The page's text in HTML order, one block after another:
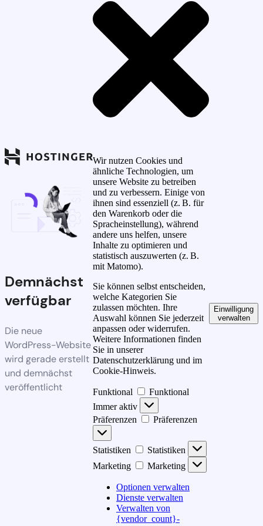
Demnächst
verfügbar
Die neue
WordPress-Website
wird gerade erstellt
und demnächst
veröffentlicht
Wir nutzen Cookies und
ähnliche Technologien, um
unsere Website zu betreiben
und zu verbessern. Einige von
ihnen sind essenziell (z. B. für
den Warenkorb oder die
Spracheinstellung), während
andere uns helfen, unsere
Inhalte zu optimieren und
statistisch auszuwerten (z. B.
mit Matomo).
Sie können selbst entscheiden,
welche Kategorien Sie
zulassen möchten. Ihre
Auswahl können Sie jederzeit
anpassen oder widerrufen.
Weitere Informationen finden
Sie in unserer
Datenschutzerklärung und im
Cookie-Hinweis.
Funktional
Funktional
Immer aktiv
Präferenzen
Präferenzen
Statistiken
Statistiken
Marketing
Marketing
Optionen verwalten
Dienste verwalten
Verwalten von
{vendor_count}-
Einwilligung
verwalten